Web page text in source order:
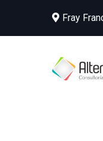
Fray